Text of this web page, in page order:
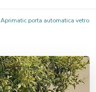
Aprimatic porta automatica vetro